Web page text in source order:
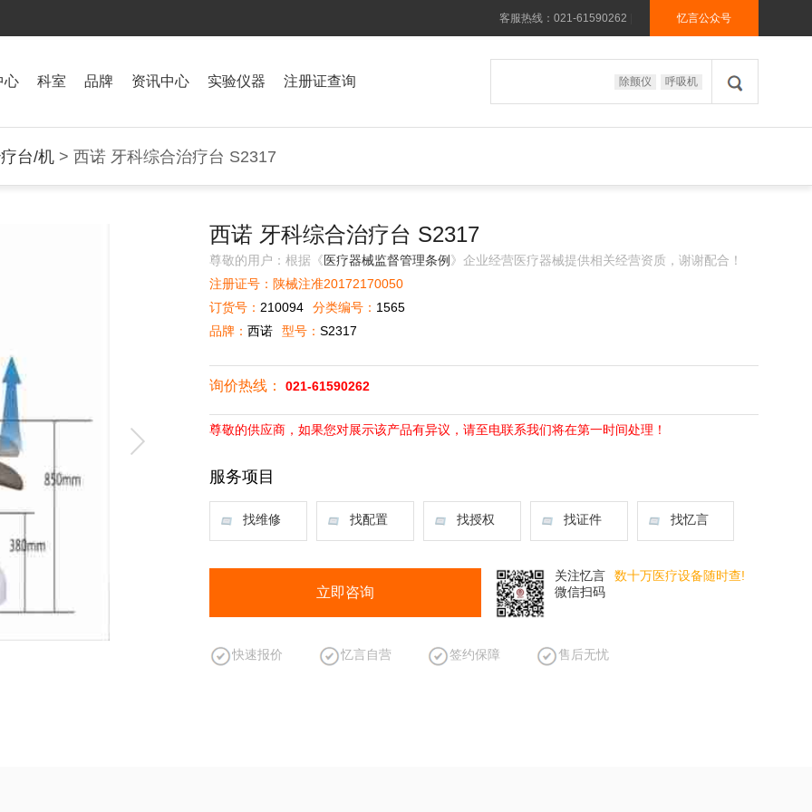
客服热线：021-61590262 忆言公众号
心 科室 品牌 资讯中心 实验仪器 注册证查询 除颤仪 呼吸机
台/机 > 西诺 牙科综合治疗台 S2317
西诺 牙科综合治疗台 S2317
尊敬的用户：根据《医疗器械监督管理条例 》企业经营医疗器械提供相关经营资质，谢谢配合！
注册证号：陕械注准20172170050
订货号： 210094 分类编号： 1565
品牌： 西诺 型号： S2317
询价热线： 021-61590262
尊敬的供应商，如果您对展示该产品有异议，请至电联系我们将在第一时间处理！
服务项目
找维修 找配置 找授权 找证件 找忆言
立即咨询
关注忆言
微信扫码
数十万医疗设备随时查!
快速报价 忆言自营 签约保障 售后无忧